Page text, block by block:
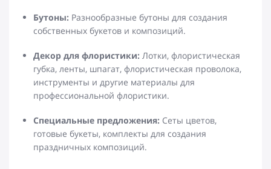
Бутоны: Разнообразные бутоны для создания
собственных букетов и композиций.
Декор для флористики: Лотки, флористическая
губка, ленты, шпагат, флористическая проволока,
инструменты и другие материалы для
профессиональной флористики.
Специальные предложения: Сеты цветов,
готовые букеты, комплекты для создания
праздничных композиций.